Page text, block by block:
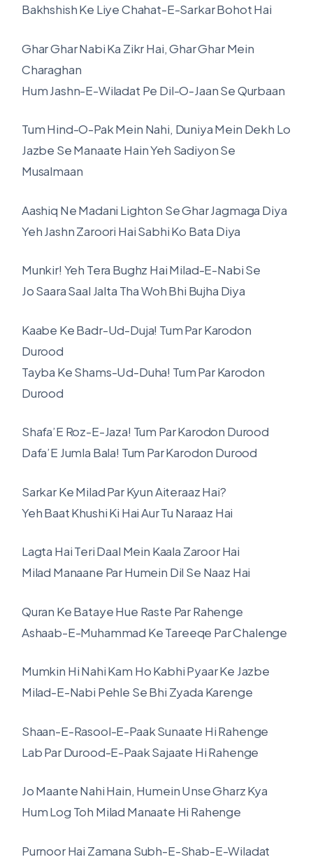
Bakhshish Ke Liye Chahat-E-Sarkar Bohot Hai
Ghar Ghar Nabi Ka Zikr Hai, Ghar Ghar Mein
Charaghan
Hum Jashn-E-Wiladat Pe Dil-O-Jaan Se Qurbaan
Tum Hind-O-Pak Mein Nahi, Duniya Mein Dekh Lo
Jazbe Se Manaate Hain Yeh Sadiyon Se
Musalmaan
Aashiq Ne Madani Lighton Se Ghar Jagmaga Diya
Yeh Jashn Zaroori Hai Sabhi Ko Bata Diya
Munkir! Yeh Tera Bughz Hai Milad-E-Nabi Se
Jo Saara Saal Jalta Tha Woh Bhi Bujha Diya
Kaabe Ke Badr-Ud-Duja! Tum Par Karodon
Durood
Tayba Ke Shams-Ud-Duha! Tum Par Karodon
Durood
Shafa’E Roz-E-Jaza! Tum Par Karodon Durood
Dafa’E Jumla Bala! Tum Par Karodon Durood
Sarkar Ke Milad Par Kyun Aiteraaz Hai?
Yeh Baat Khushi Ki Hai Aur Tu Naraaz Hai
Lagta Hai Teri Daal Mein Kaala Zaroor Hai
Milad Manaane Par Humein Dil Se Naaz Hai
Quran Ke Bataye Hue Raste Par Rahenge
Ashaab-E-Muhammad Ke Tareeqe Par Chalenge
Mumkin Hi Nahi Kam Ho Kabhi Pyaar Ke Jazbe
Milad-E-Nabi Pehle Se Bhi Zyada Karenge
Shaan-E-Rasool-E-Paak Sunaate Hi Rahenge
Lab Par Durood-E-Paak Sajaate Hi Rahenge
Jo Maante Nahi Hain, Humein Unse Gharz Kya
Hum Log Toh Milad Manaate Hi Rahenge
Purnoor Hai Zamana Subh-E-Shab-E-Wiladat